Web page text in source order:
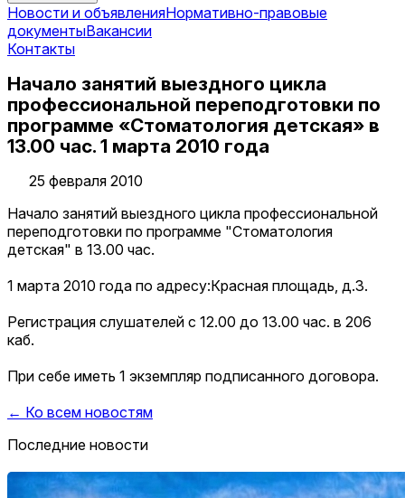
Новости и объявленияНормативно-правовые
документыВакансии
Контакты
Начало занятий выездного цикла
профессиональной переподготовки по
программе «Стоматология детская» в
13.00 час. 1 марта 2010 года
25 февраля 2010
Начало занятий выездного цикла профессиональной
переподготовки по программе "Стоматология
детская" в 13.00 час.
1 марта 2010 года по адресу:Красная площадь, д.3.
Регистрация слушателей с 12.00 до 13.00 час. в 206
каб.
При себе иметь 1 экземпляр подписанного договора.
← Ко всем новостям
Последние новости